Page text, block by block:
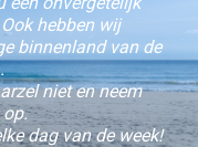
hebben wij
binnenland van de
niet en neem
dag van de week!